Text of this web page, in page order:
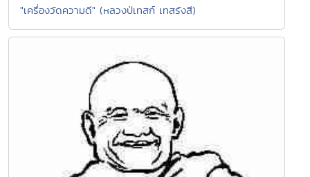
"เครื่องวัดความดี" (หลวงป่เทสก์ เทสรังสี)